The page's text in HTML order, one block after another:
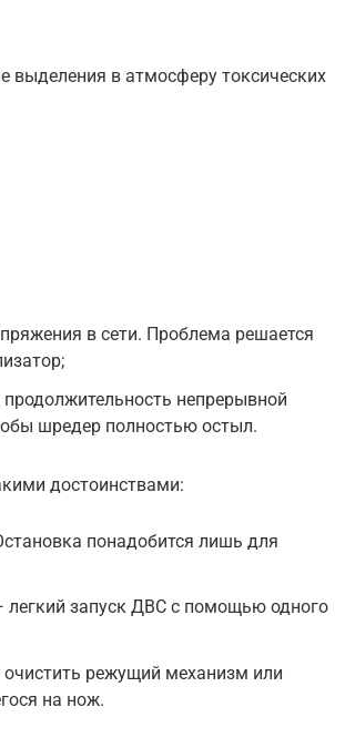
выделения в атмосферу токсических
в сети. Проблема решается
непрерывной
шредер полностью остыл.
достоинствами:
понадобится лишь для
легкий запуск ДВС с помощью одного
режущий механизм или
на нож.